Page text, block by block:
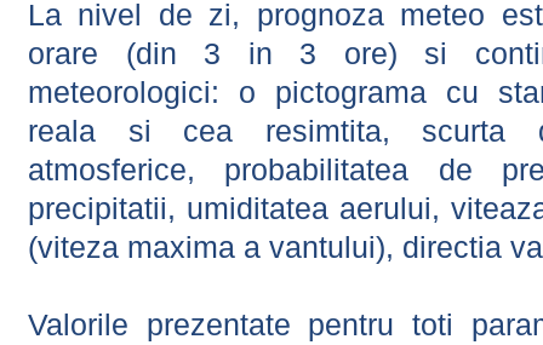
La nivel de zi, prognoza meteo
orare (din 3 in 3 ore) si
meteorologici: o pictograma cu
reala si cea resimtita, scurta
atmosferice, probabilitatea de
precipitatii, umiditatea aerului,
(viteza maxima a vantului), directia
Valorile prezentate pentru toti